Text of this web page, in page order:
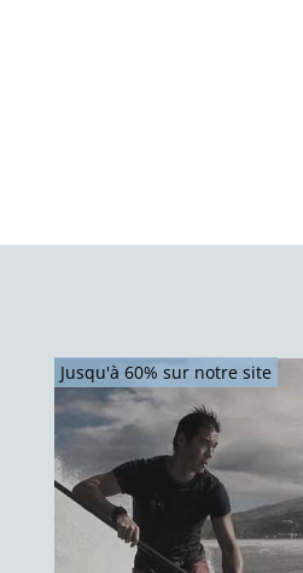
Jusqu'à 60% sur notre site